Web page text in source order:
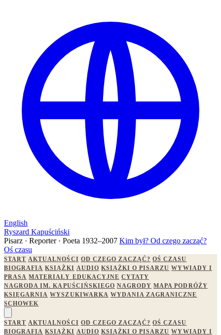
English
Ryszard Kapuściński
Pisarz · Reporter · Poeta 1932–2007 Kim był? Od czego zacząć?
Oś czasu
START AKTUALNOŚCI OD CZEGO ZACZĄĆ? OŚ CZASU
BIOGRAFIA KSIĄŻKI AUDIO KSIĄŻKI O PISARZU WYWIADY I
PRASA MATERIAŁY EDUKACYJNE CYTATY
NAGRODA IM. KAPUŚCIŃSKIEGO NAGRODY MAPA PODRÓŻY
KSIĘGARNIA WYSZUKIWARKA WYDANIA ZAGRANICZNE
SCHOWEK
START AKTUALNOŚCI OD CZEGO ZACZĄĆ? OŚ CZASU
BIOGRAFIA KSIĄŻKI AUDIO KSIĄŻKI O PISARZU WYWIADY I